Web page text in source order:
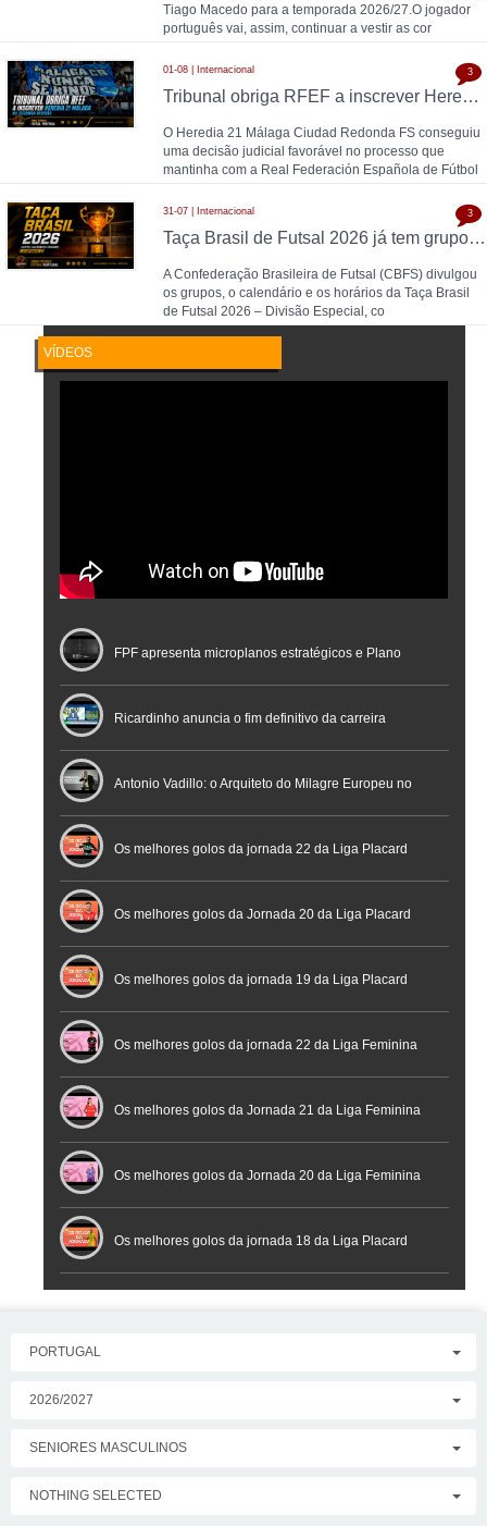
Tiago Macedo para a temporada 2026/27.O jogador
português vai, assim, continuar a vestir as cor
01-08 | Internacional
Tribunal obriga RFEF a inscrever Heredia 21 Málaga na Segunda Divisão
O Heredia 21 Málaga Ciudad Redonda FS conseguiu
uma decisão judicial favorável no processo que
mantinha com a Real Federación Española de Fútbol
3
31-07 | Internacional
Taça Brasil de Futsal 2026 já tem grupos, calendário e horários definidos
A Confederação Brasileira de Futsal (CBFS) divulgou
os grupos, o calendário e os horários da Taça Brasil
de Futsal 2026 – Divisão Especial, co
3
VÍDEOS
FPF apresenta microplanos estratégicos e Plano
Nacional de Arbitragem
Ricardinho anuncia o fim definitivo da carreira
profissional em conferência histórica na Cidade do
Futebol
Antonio Vadillo: o Arquiteto do Milagre Europeu no
Futsal | Documentário
Os melhores golos da jornada 22 da Liga Placard
Os melhores golos da Jornada 20 da Liga Placard
Futsal
Os melhores golos da jornada 19 da Liga Placard
Os melhores golos da jornada 22 da Liga Feminina
Placard
Os melhores golos da Jornada 21 da Liga Feminina
Placard
Os melhores golos da Jornada 20 da Liga Feminina
Placard
Os melhores golos da jornada 18 da Liga Placard
PORTUGAL
2026/2027
SENIORES MASCULINOS
NOTHING SELECTED